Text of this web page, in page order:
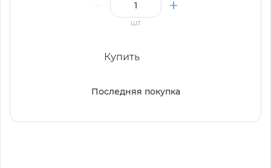
шт
Купить
Последняя покупка